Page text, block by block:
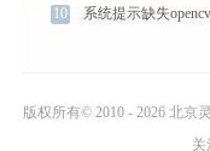
10 系统提示缺失
版权所有© 2010 - 2026 北京
关